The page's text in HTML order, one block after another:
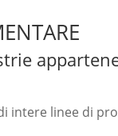
intere linee di